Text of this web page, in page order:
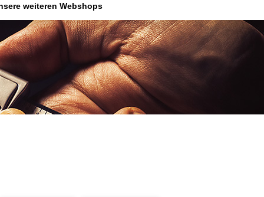
weiteren Webshops